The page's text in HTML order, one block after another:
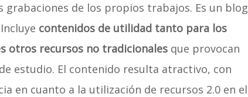
grabaciones de los propios trabajos. Es un blog
contenidos de utilidad tanto para los
otros recursos no tradicionalesque provocan
estudio. El contenido resulta atractivo, con
en cuanto a la utilización de recursos 2.0 en el